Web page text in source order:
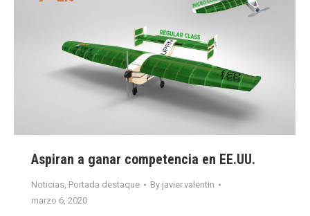
Aspiran a ganar competencia en EE.UU.
Noticias, Portada destaque By javier.valentin
marzo 6, 2020